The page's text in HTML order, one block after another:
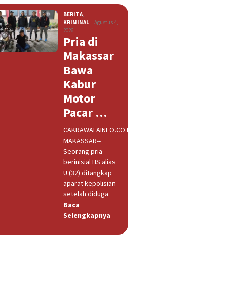
BERITA
KRIMINAL
Agustus 4,
2026
Pria di
Makassar
Bawa
Kabur
Motor
Pacar …
CAKRAWALAINFO.CO.ID,
MAKASSAR--
Seorang pria
berinisial HS alias
U (32) ditangkap
aparat kepolisian
setelah diduga
Baca
Selengkapnya